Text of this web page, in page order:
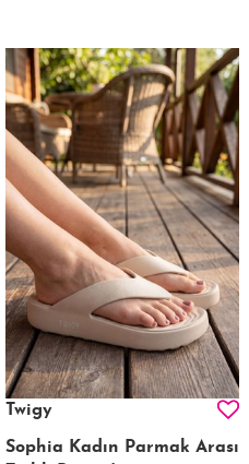
Twigy
Sophia Kadın Parmak Arası